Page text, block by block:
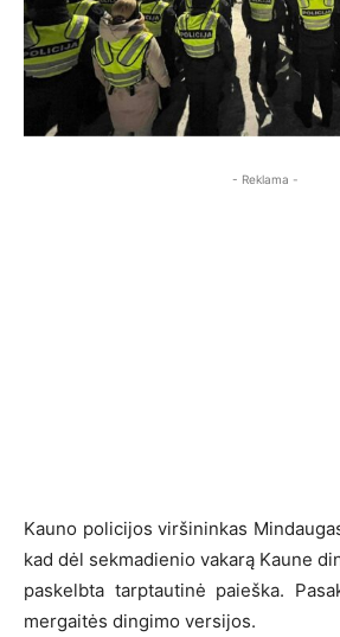
- Reklama -
Kauno policijos viršininkas
kad dėl sekmadienio vakarą Kaune
paskelbta tarptautinė paieška.
mergaitės dingimo versijos.